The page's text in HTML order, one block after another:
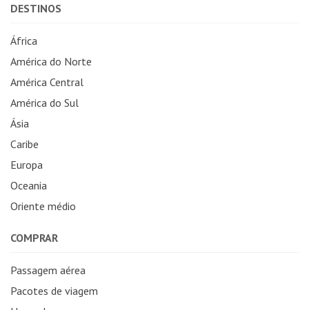
DESTINOS
África
América do Norte
América Central
América do Sul
Ásia
Caribe
Europa
Oceania
Oriente médio
COMPRAR
Passagem aérea
Pacotes de viagem